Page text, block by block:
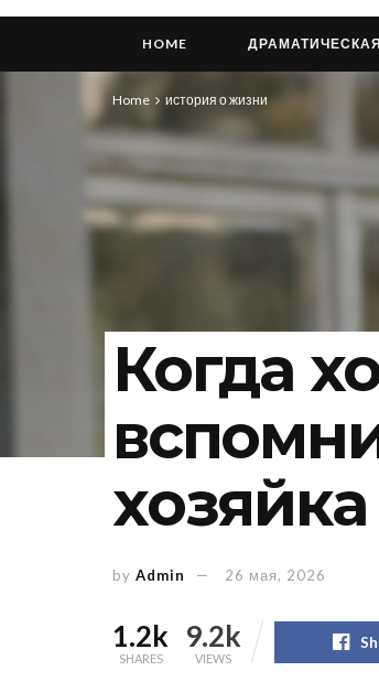
HOME
Home история о жизни
Когда
хозяйка
by Admin 26 мая, 2026
1.2k
SHARES
9.2k
VIEWS